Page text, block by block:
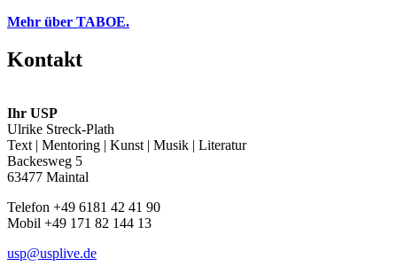
Mehr über TABOE.
Kontakt
Ihr USP
Ulrike Streck-Plath
Text | Mentoring | Kunst | Musik | Literatur
Backesweg 5
63477 Maintal
Telefon +49 6181 42 41 90
Mobil +49 171 82 144 13
usp@usplive.de